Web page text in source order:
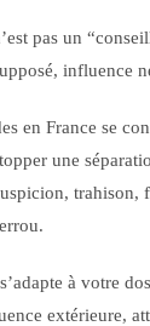
pas un
influence
en France se
une
trahison,
à votre
extérieure,